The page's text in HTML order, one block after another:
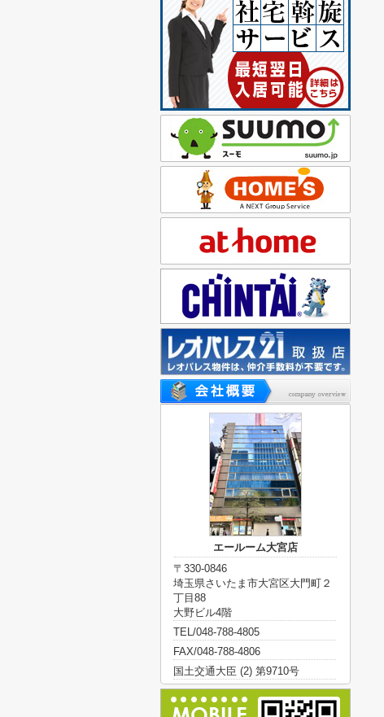
エールーム大宮店
〒330-0846
埼玉県さいたま市大宮区大門町２
丁目88
大野ビル4階
TEL/048-788-4805
FAX/048-788-4806
国土交通大臣 (2) 第9710号